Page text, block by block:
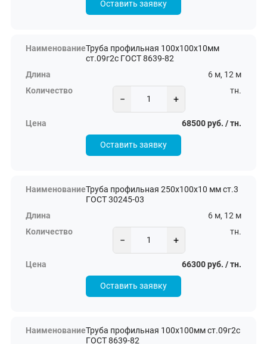
Оставить заявку
Труба профильная 100х100х10мм
ст.09г2с ГОСТ 8639-82
6 м, 12 м
− +
тн.
68500 руб. / тн.
Оставить заявку
Труба профильная 250х100х10 мм ст.3
ГОСТ 30245-03
6 м, 12 м
− +
тн.
66300 руб. / тн.
Оставить заявку
Труба профильная 100х100мм ст.09г2с
ГОСТ 8639-82